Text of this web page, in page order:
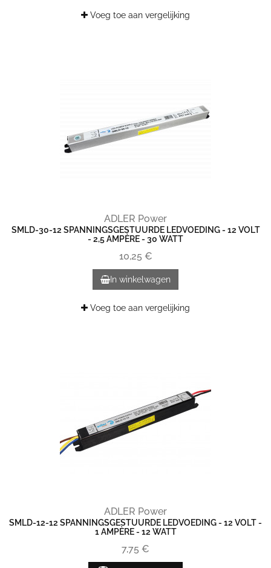
Voeg toe aan vergelijking
ADLER Power
SMLD-30-12 SPANNINGSGESTUURDE LEDVOEDING - 12 VOLT
- 2,5 AMPÈRE - 30 WATT
10,25 €
In winkelwagen
Voeg toe aan vergelijking
ADLER Power
SMLD-12-12 SPANNINGSGESTUURDE LEDVOEDING - 12 VOLT -
1 AMPÈRE - 12 WATT
7,75 €